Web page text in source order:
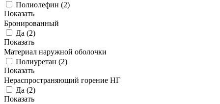
Полиолефин (2)
Показать
Бронированный
Да (2)
Показать
Материал наружной оболочки
Полиуретан (2)
Показать
Нераспространяющий горение НГ
Да (2)
Показать